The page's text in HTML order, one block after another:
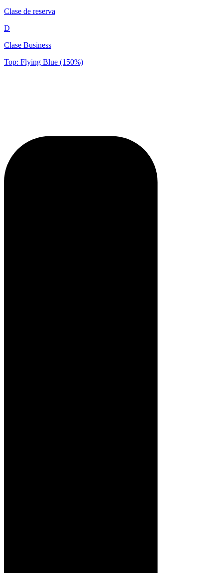
Clase de reserva
D
Clase Business
Top: Flying Blue (150%)